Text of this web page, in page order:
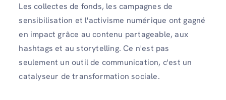
Les collectes de fonds, les campagnes de
sensibilisation et l'activisme numérique ont gagné
en impact grâce au contenu partageable, aux
hashtags et au storytelling. Ce n'est pas
seulement un outil de communication, c'est un
catalyseur de transformation sociale.